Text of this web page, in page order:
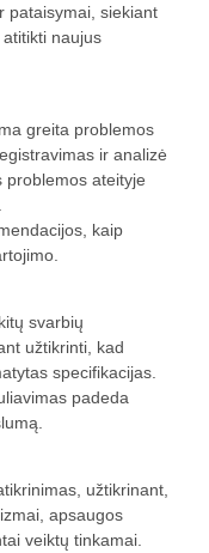
pataisymai, siekiant
naujus
greita problemos
ir analizė
problemos ateityje
kaip
svarbių
užtikrinti, kad
specifikacijas.
padeda
užtikrinant,
apsaugos
veiktų tinkamai.